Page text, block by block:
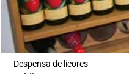
Despensa de licores